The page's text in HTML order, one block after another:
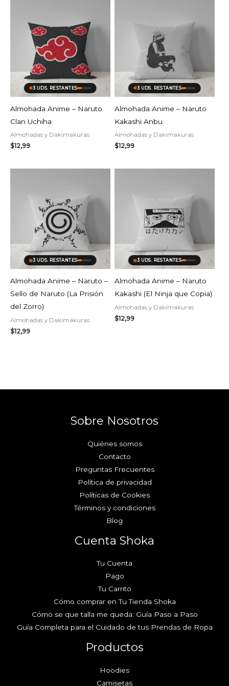
3 UDS. RESTANTES
Almohada Anime – Naruto
Clan Uchiha
Almohadas y Dakimakuras
$12,99
3 UDS. RESTANTES
Almohada Anime – Naruto
Kakashi Anbu
Almohadas y Dakimakuras
$12,99
3 UDS. RESTANTES
Almohada Anime – Naruto –
Sello de Naruto (La Prisión
del Zorro)
Almohadas y Dakimakuras
$12,99
3 UDS. RESTANTES
Almohada Anime – Naruto
Kakashi (El Ninja que Copia)
Almohadas y Dakimakuras
$12,99
Sobre Nosotros
Quiénes somos
Contacto
Preguntas Frecuentes
Política de privacidad
Políticas de Cookies
Términos y condiciones
Blog
Cuenta Shoka
Tu Cuenta
Pago
Tu Carrito
Cómo comprar en Tu Tienda Shoka
Cómo se que talla me queda: Guía Paso a Paso
Guía Completa para el Cuidado de tus Prendas de Ropa
Productos
Hoodies
Camisetas